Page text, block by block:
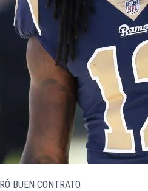
BUEN CONTRATO.